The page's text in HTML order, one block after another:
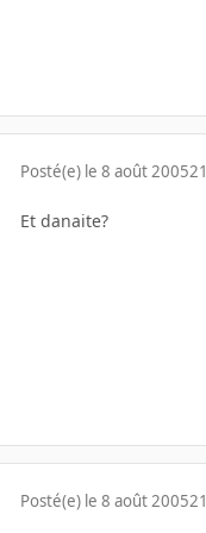
Posté(e) le 8 août 2005
Et danaite?
Posté(e) le 8 août 2005